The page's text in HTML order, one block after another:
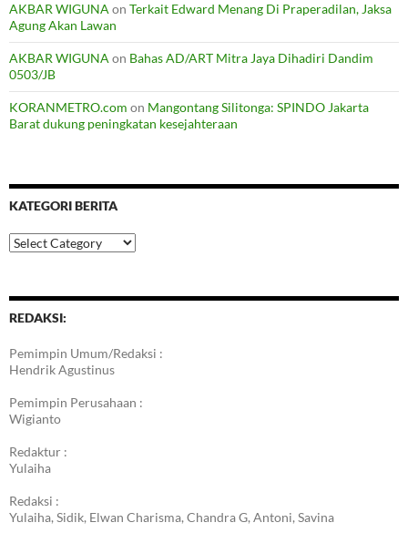
AKBAR WIGUNA on Terkait Edward Menang Di Praperadilan, Jaksa
Agung Akan Lawan
AKBAR WIGUNA on Bahas AD/ART Mitra Jaya Dihadiri Dandim
0503/JB
KORANMETRO.com on Mangontang Silitonga: SPINDO Jakarta
Barat dukung peningkatan kesejahteraan
KATEGORI BERITA
Kategori
Berita
REDAKSI:
Pemimpin Umum/Redaksi :
Hendrik Agustinus
Pemimpin Perusahaan :
Wigianto
Redaktur :
Yulaiha
Redaksi :
Yulaiha, Sidik, Elwan Charisma, Chandra G, Antoni, Savina